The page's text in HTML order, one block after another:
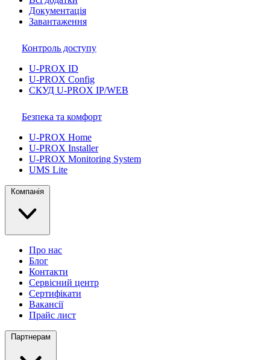
Документація
Завантаження
Контроль доступу
U-PROX ID
U-PROX Config
СКУД U-PROX IP/WEB
Безпека та комфорт
U-PROX Home
U-PROX Installer
U-PROX Monitoring System
UMS Lite
Компанія
Про нас
Блог
Контакти
Сервісний центр
Сертифікати
Вакансії
Прайс лист
Партнерам